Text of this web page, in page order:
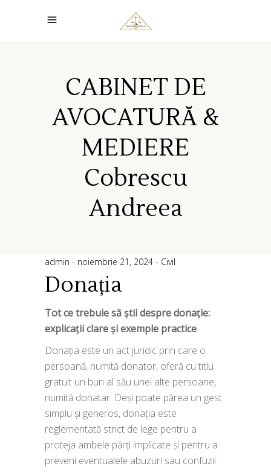
CABINET DE
AVOCATURĂ &
MEDIERE
Cobrescu
Andreea
admin noiembrie 21, 2024 Civil
Donația
Tot ce trebuie să știi despre donație:
explicații clare și exemple practice
Donația este un act juridic prin care o
persoană, numită donator, oferă cu titlu
gratuit un bun al său unei alte persoane,
numită donatar. Deși poate părea un gest
simplu și generos, donația este
reglementată strict de lege pentru a
proteja ambele părți implicate și pentru a
preveni eventualele abuzuri sau confuzii.